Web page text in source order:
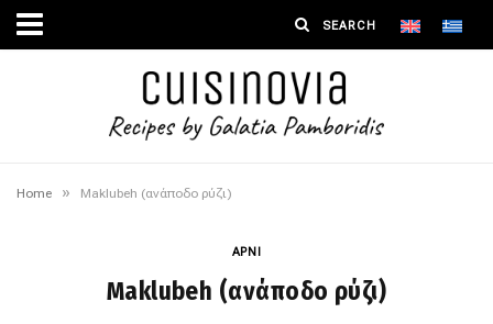
Home » Maklubeh (ανάποδο ρύζι)
ΑΡΝΙ
Maklubeh (ανάποδο ρύζι)